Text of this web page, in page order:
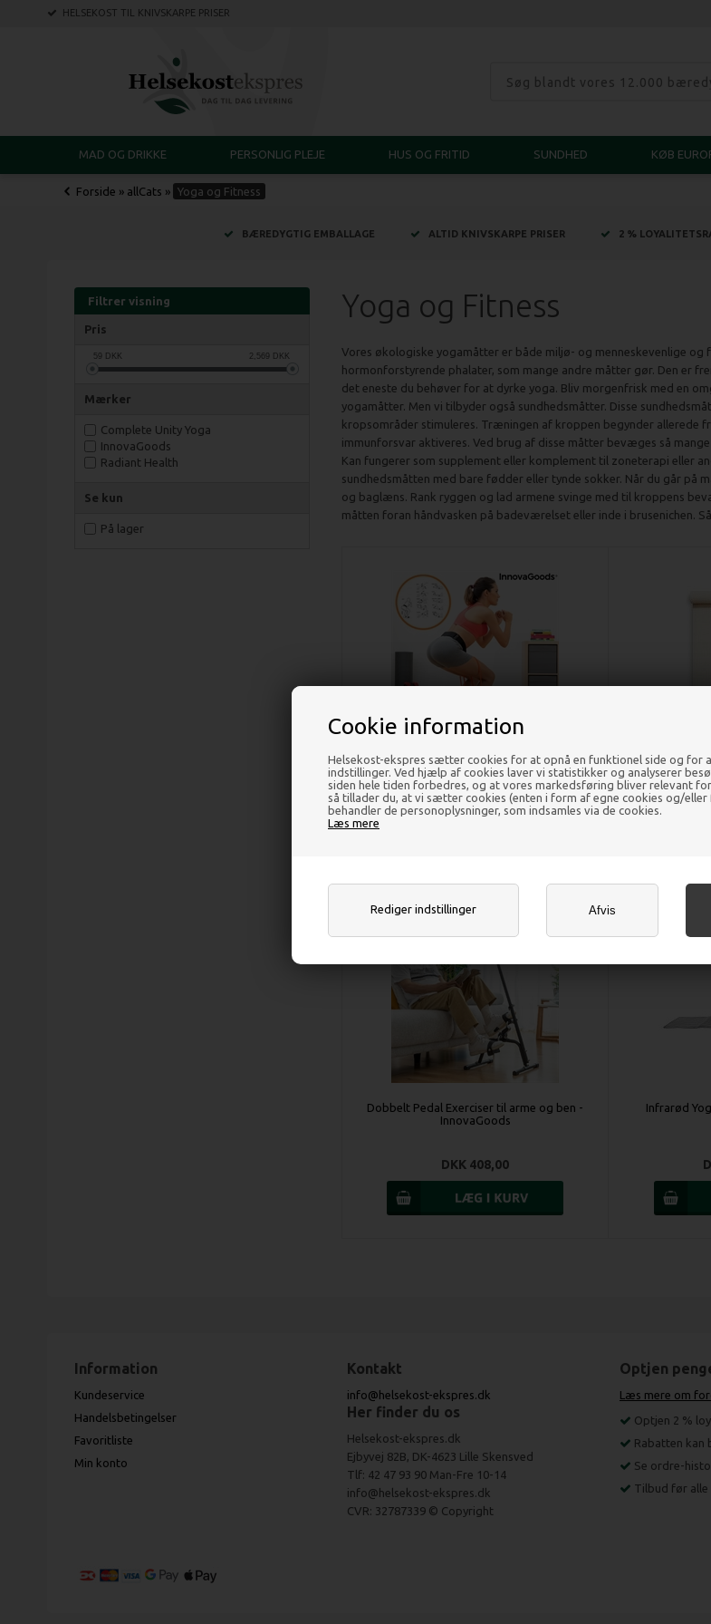
Cookie information
Helsekost-ekspres sætter cookies for at opnå en funktionel side og for
indstillinger. Ved hjælp af cookies laver vi statistikker og analyserer
siden hele tiden forbedres, og at vores markedsføring bliver relevant
så tillader du, at vi sætter cookies (enten i form af egne cookies og/
behandler de personoplysninger, som indsamles via de cookies.
Læs mere
Rediger indstillinger Afvis
HELSEKOST TIL KNIVSKARPE PRISER
MAD OG DRIKKE PERSONLIG PLEJE HUS OG FRITID SUNDHED KØB
Forside » allCats » Yoga og Fitness
BÆREDYGTIG EMBALLAGE ALTID KNIVSKARPE PRISER 2 %
Filtrer visning
Pris
59 DKK 2,569 DKK
Mærker
Complete Unity Yoga
InnovaGoods
Radiant Health
Se kun
På lager
Yoga og Fitness
Vores økologiske yogamåtter er både miljø- og menneskevenlige
hormonforstyrende phalater, som mange andre måtter gør. Den er
det eneste du behøver for at dyrke yoga. Bliv morgenfrisk med en
yogamåtter. Men vi tilbyder også sundhedsmåtter. Disse
kropsområder stimuleres. Træningen af kroppen begynder allerede
immunforsvar aktiveres. Ved brug af disse måtter bevæges så
Kan fungerer som supplement eller komplement til zoneterapi eller
sundhedsmåtten med bare fødder eller tynde sokker. Når du går på
og baglæns. Rank ryggen og lad armene svinge med til kroppens
måtten foran håndvasken på badeværelset eller inde i brusenichen.
Bælte med modstandsdygtige bånd til
baller og træningsguide Bootrainer -
InnovaGoods
DKK 82,00
Yoga måtte
1 styk -
Dobbelt Pedal Exerciser til arme og ben -
InnovaGoods
DKK 408,00
Infrarød
Information
Kundeservice
Handelsbetingelser
Favoritliste
Min konto
Kontakt
info@helsekost-ekspres.dk
Her finder du os
Helsekost-ekspres.dk
Ejbyvej 82B, DK-4623 Lille Skensved
Tlf: 42 47 93 90 Man-Fre 10-14
info@helsekost-ekspres.dk
CVR: 32787339 © Copyright
Optjen
Læs mere om
Optjen 2 %
Rabatten kan
Se ordre-
Tilbud før alle